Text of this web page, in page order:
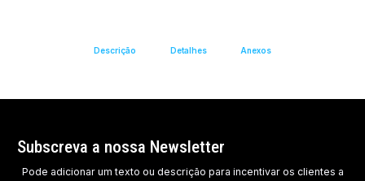
Descrição Detalhes Anexos
Subscreva a nossa Newsletter
Pode adicionar um texto ou descrição para incentivar os clientes a